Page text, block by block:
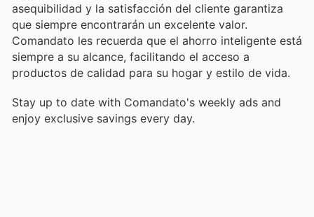
asequibilidad y la satisfacción del cliente garantiza
que siempre encontrarán un excelente valor.
Comandato les recuerda que el ahorro inteligente está
siempre a su alcance, facilitando el acceso a
productos de calidad para su hogar y estilo de vida.
Stay up to date with Comandato's weekly ads and
enjoy exclusive savings every day.